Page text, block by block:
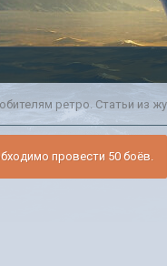
ретро. Статьи из
провести 50 боёв.